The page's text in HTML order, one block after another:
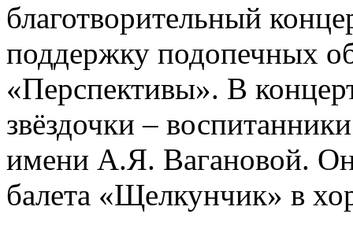
благотворительный
поддержку подопечных
«Перспективы». В
звёздочки –
имени А.Я. Вагановой.
балета «Щелкунчик» в